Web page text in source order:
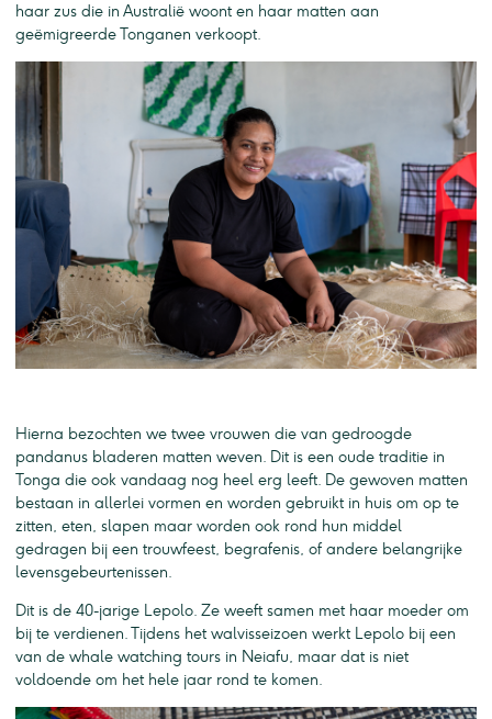
haar zus die in Australië woont en haar matten aan
geëmigreerde Tonganen verkoopt.
Hierna bezochten we twee vrouwen die van gedroogde
pandanus bladeren matten weven. Dit is een oude traditie in
Tonga die ook vandaag nog heel erg leeft. De gewoven matten
bestaan in allerlei vormen en worden gebruikt in huis om op te
zitten, eten, slapen maar worden ook rond hun middel
gedragen bij een trouwfeest, begrafenis, of andere belangrijke
levensgebeurtenissen.
Dit is de 40-jarige Lepolo. Ze weeft samen met haar moeder om
bij te verdienen. Tijdens het walvisseizoen werkt Lepolo bij een
van de whale watching tours in Neiafu, maar dat is niet
voldoende om het hele jaar rond te komen.